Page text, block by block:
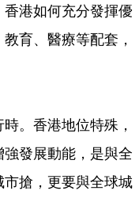
港如何充分發揮優
育、醫療等配套，
。香港地位特殊，
發展動能，是與全
搶，更要與全球城